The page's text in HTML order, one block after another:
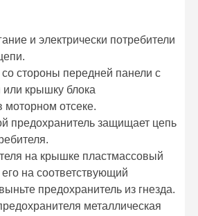
и электрически потребители
стороны передней панели с
крышку блока
моторном отсеке.
предохранитель защищает цепь
на крышке пластмассовый
его на соответствующий
предохранитель из гнезда.
металлическая